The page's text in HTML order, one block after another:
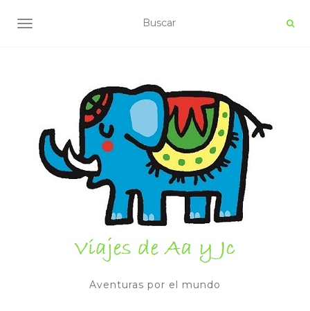
ALTERNAR NAVEGACIÓN
Aventuras por el mundo